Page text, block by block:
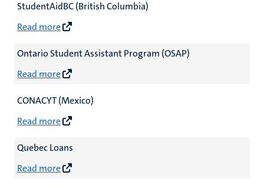
StudentAidBC (British Columbia)
Read more
Ontario Student Assistant Program (OSAP)
Read more
CONACYT (Mexico)
Read more
Quebec Loans
Read more